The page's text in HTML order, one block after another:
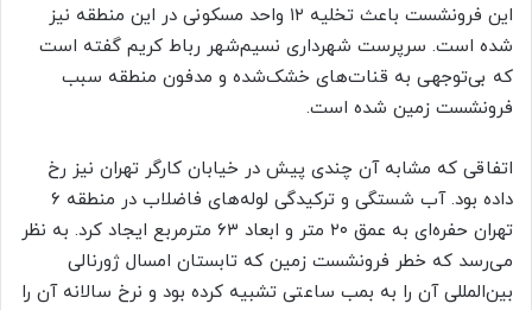
این فرونشست باعث تخلیه ۱۲ واحد مسکونی در این منطقه نیز
شده است. سرپرست شهرداری نسیم‌شهر رباط کریم گفته است
که بی‌توجهی به قنات‌های خشک‌شده و مدفون منطقه سبب
فرونشست زمین شده است.
اتفاقی که مشابه آن چندی پیش در خیابان کارگر تهران نیز رخ
داده بود. آب شستگی و ترکیدگی لوله‌های فاضلاب در منطقه ۶
تهران حفره‌ای به عمق ۲۰ متر و ابعاد ۶۳ متر‌مربع ایجاد کرد. به نظر
می‌رسد که خطر فرونشست زمین که تابستان امسال ژورنالی
بین‌المللی آن را به بمب ساعتی تشبیه کرده بود و نرخ سالانه آن را